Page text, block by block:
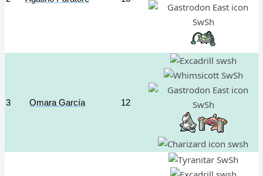
3 Omara García 12